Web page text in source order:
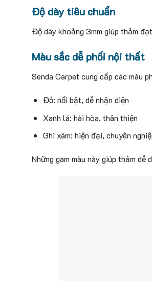
Độ dày tiêu chuẩn
Độ dày khoảng 3mm giúp thảm
Màu sắc dễ phối nội thất
Senda Carpet cung cấp các màu
Đỏ: nổi bật, dễ nhận diện
Xanh lá: hài hòa, thân thiện
Ghi xám: hiện đại, chuyên
Những gam màu này giúp thảm